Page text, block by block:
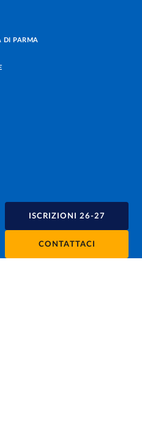
ISCRIZIONI 26-27
CONTATTACI
DI PARMA